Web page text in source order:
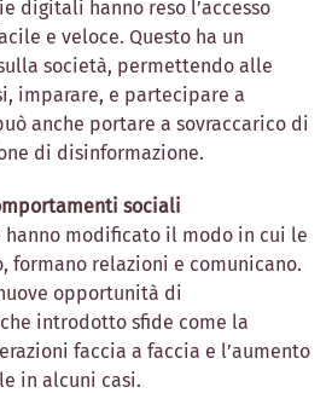
digitali hanno reso l’accesso
e veloce. Questo ha un
società, permettendo alle
imparare, e partecipare a
anche portare a sovraccarico di
di disinformazione.
sociali
modificato il modo in cui le
formano relazioni e comunicano.
opportunità di
introdotto sfide come la
faccia a faccia e l’aumento
in alcuni casi.